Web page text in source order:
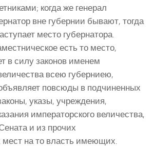
когда же генерал
вне губернии бывают, тогда
место губернатора.
есть то место,
в силу законов именем
всею губерниею,
повсюды в подчиненных
указы, учреждения,
императорского величества,
и из прочих
мест на то власть имеющих.